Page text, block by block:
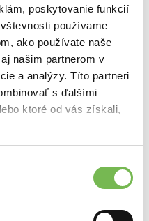
poskytovanie funkcií
používame
ako používate naše
našim partnerom v
a analýzy. Títo partneri
s ďalšími
ktoré od vás získali,
svetlo OptiLight
svetlo AuraLight